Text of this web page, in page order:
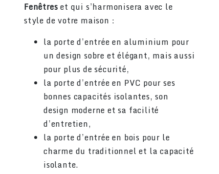
Fenêtreset qui s’harmonisera avec le
style de votre maison :
la porte d’entrée en aluminium pour
un design sobre et élégant, mais aussi
pour plus de sécurité,
la porte d’entrée en PVC pour ses
bonnes capacités isolantes, son
design moderne et sa facilité
d’entretien,
la porte d’entrée en bois pour le
charme du traditionnel et la capacité
isolante.